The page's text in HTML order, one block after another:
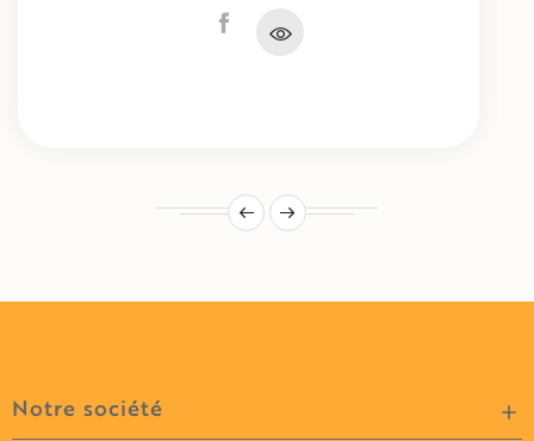
Notre société 